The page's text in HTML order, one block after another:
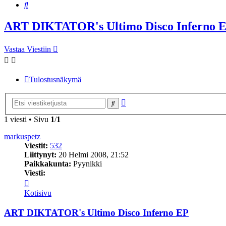
Etsi
ART DIKTATOR's Ultimo Disco Inferno
Vastaa Viestiin
Tulostusnäkymä
Etsi
1 viesti • Sivu 1/1
markuspetz
Viestit: 532
Liittynyt: 20 Helmi 2008, 21:52
Paikkakunta: Pyynikki
Viesti:
markuspetz
Kotisivu
ART DIKTATOR's Ultimo Disco Inferno EP